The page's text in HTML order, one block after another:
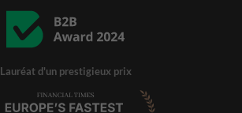
Lauréat d'un prestigieux prix